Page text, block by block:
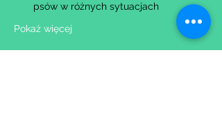
psów w różnych sytuacjach
Pokaż więcej